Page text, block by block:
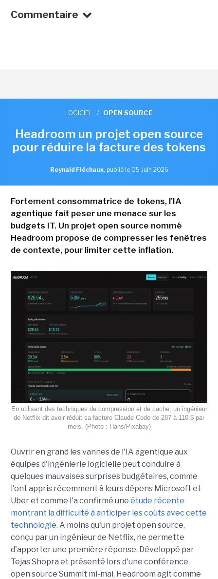
Commentaire
LOGICIEL / OPEN SOURCE
Headroom un projet open source
pour réduire la facture des tokens
Reynald Fléchaux, publié le 05 Juin 2026
Fortement consommatrice de tokens, l'IA
agentique fait peser une menace sur les
budgets IT. Un projet open source nommé
Headroom propose de compresser les fenêtres
de contexte, pour limiter cette inflation.
En utilisant des techniques de compression et de cache, un ingénieur
de Netflix dit avoir réduit sa facture Claude Code de 287 à 110 $ par
mois. (Photo : Hans/Pixabay)
Ouvrir en grand les vannes de l'IA agentique aux
équipes d'ingénierie logicielle peut conduire à
quelques mauvaises surprises budgétaires, comme
l'ont appris récemment à leurs dépens Microsoft et
Uber et comme l'a confirmé une étude récente
montrant la difficulté à anticiper les coûts avec cette
technologie. A moins qu'un projet open source,
conçu par un ingénieur de Netflix, ne permette
d'apporter une première réponse. Développé par
Tejas Shopra et présenté lors d'une conférence
open source Summit mi-mai, Headroom agit comme